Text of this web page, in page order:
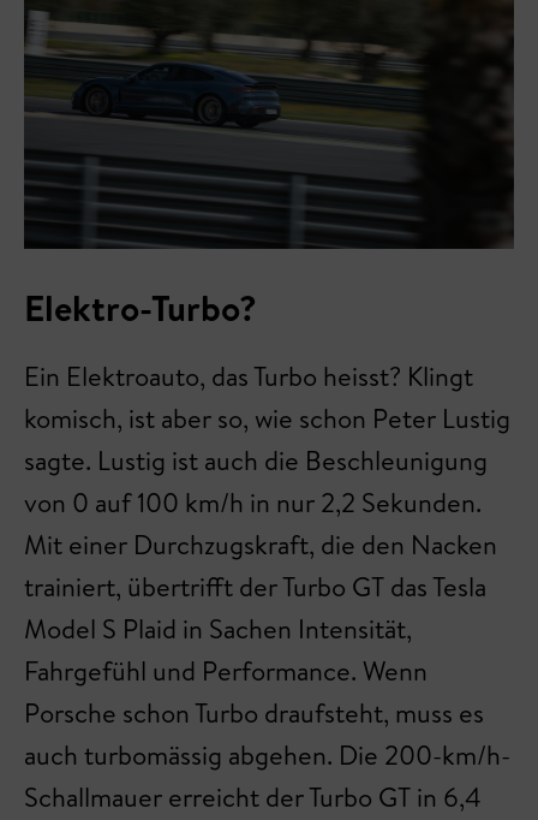
Elektro-Turbo?
Ein Elektroauto, das Turbo heisst? Klingt
komisch, ist aber so, wie schon Peter Lustig
sagte. Lustig ist auch die Beschleunigung
von 0 auf 100 km/h in nur 2,2 Sekunden.
Mit einer Durchzugskraft, die den Nacken
trainiert, übertrifft der Turbo GT das Tesla
Model S Plaid in Sachen Intensität,
Fahrgefühl und Performance. Wenn
Porsche schon Turbo draufsteht, muss es
auch turbomässig abgehen. Die 200-km/h-
Schallmauer erreicht der Turbo GT in 6,4